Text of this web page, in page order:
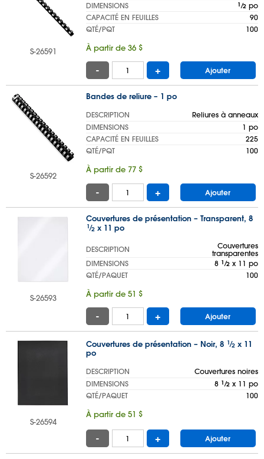
S-26591
DIMENSIONS
1 ⁄2 po
CAPACITÉ EN FEUILLES
90
QTÉ/PQT
100
À partir de 36 $
- + Ajouter
S-26592
Bandes de reliure – 1 po
DESCRIPTION
Reliures à anneaux
DIMENSIONS
1 po
CAPACITÉ EN FEUILLES
225
QTÉ/PQT
100
À partir de 77 $
- + Ajouter
S-26593
Couvertures de présentation – Transparent, 8
1⁄2 x 11 po
DESCRIPTION
Couvertures
transparentes
DIMENSIONS
8 1 ⁄2 x 11 po
QTÉ/PAQUET
100
À partir de 51 $
- + Ajouter
S-26594
Couvertures de présentation – Noir, 8 1⁄2 x 11
po
DESCRIPTION
Couvertures noires
DIMENSIONS
8 1 ⁄2 x 11 po
QTÉ/PAQUET
100
À partir de 51 $
- + Ajouter